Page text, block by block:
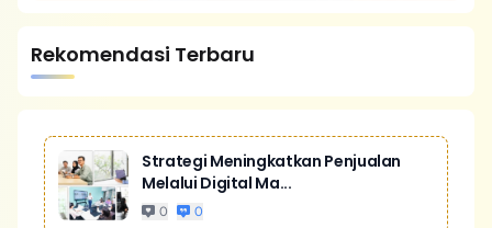
Rekomendasi Terbaru
Strategi Meningkatkan Penjualan
Melalui Digital Ma...
0 0